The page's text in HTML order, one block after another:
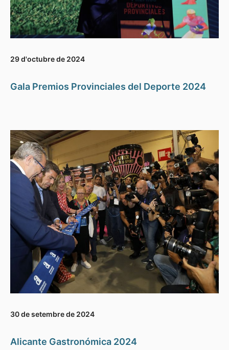
29 d'octubre de 2024
Gala Premios Provinciales del Deporte 2024
30 de setembre de 2024
Alicante Gastronómica 2024